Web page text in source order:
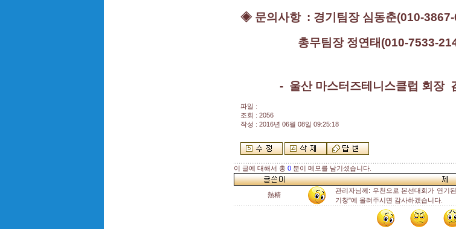
◈ 문의사항 : 경기팀장 심동춘(010-
총무팀장 정연태(010-7533-
- 울산 마스터즈테니스클럽 회장
파일 :
조회 : 2056
작성 : 2016년 06월 08일 09:25:18
이 글에 대해서 총 0 분이 메모를 남기셨습니다.
熱精
관리자님께: 우천으로 본선대회가 연기
기창"에 올려주시면 감사하겠습니다.